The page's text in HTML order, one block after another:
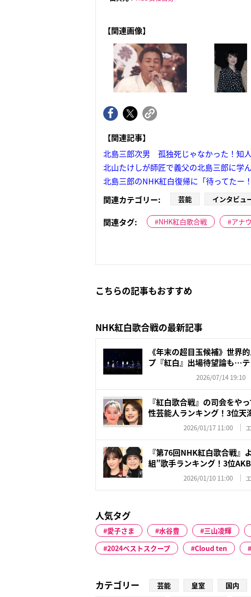
【関連画像】
【関連記事】
北島三郎次男 孤独死じゃなかった！知
北山たけしが師匠で義父の北島三郎に学
北島三郎のNHK紅白復帰に「待ってたー
関連カテゴリー:
芸能 インタビュ
関連タグ: NHK紅白歌合戦 アナ
こちらの記事もおすすめ
NHK紅白歌合戦の最新記事
《年末の超目玉候補》世界
プ『紅白』出場待望論も…
2026/07/14 19:10
『紅白歌合戦』の司会をや
性芸能人ランキング！3位天
2026/01/17 11:00
『第76回NHK紅白歌合戦』
組”歌手ランキング！3位
2026/01/10 11:00
人気タグ
愛子さま 水谷豊 三山凌輝
2024ベストスクープ
Cloud ten
カテゴリー 芸能 皇室 国内